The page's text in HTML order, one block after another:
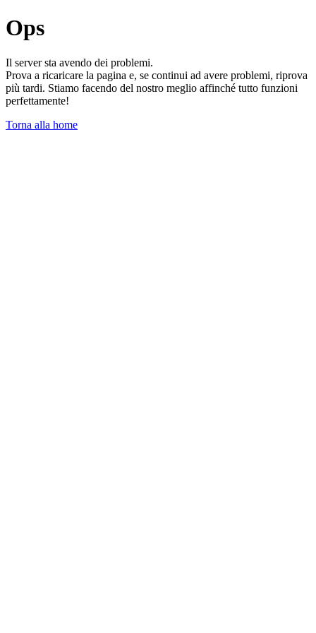
Ops
Il server sta avendo dei problemi.
Prova a ricaricare la pagina e, se continui ad avere problemi, riprova
più tardi. Stiamo facendo del nostro meglio affinché tutto funzioni
perfettamente!
Torna alla home